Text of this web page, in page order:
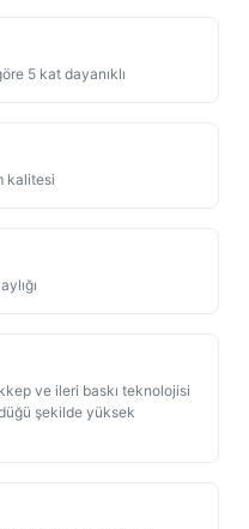
5 kat dayanıklı
kalitesi
ve ileri baskı teknolojisi
şekilde yüksek